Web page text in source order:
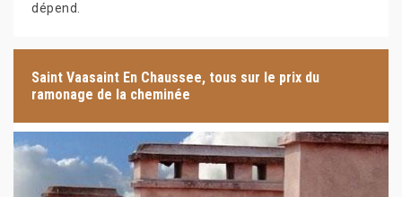
dépend.
Saint Vaasaint En Chaussee, tous sur le prix du
ramonage de la cheminée